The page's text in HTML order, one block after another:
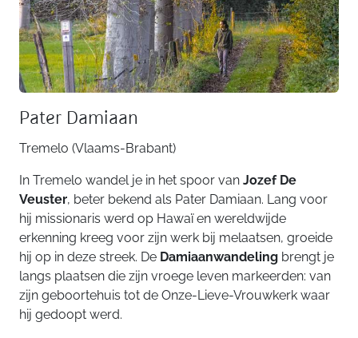
Pater Damiaan
Tremelo (Vlaams-Brabant)
In Tremelo wandel je in het spoor van Jozef De
Veuster, beter bekend als Pater Damiaan. Lang voor
hij missionaris werd op Hawaï en wereldwijde
erkenning kreeg voor zijn werk bij melaatsen, groeide
hij op in deze streek. De Damiaanwandeling brengt je
langs plaatsen die zijn vroege leven markeerden: van
zijn geboortehuis tot de Onze-Lieve-Vrouwkerk waar
hij gedoopt werd.